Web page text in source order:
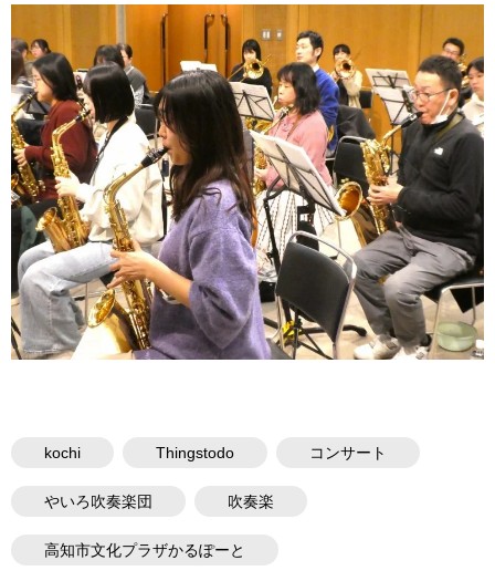
kochi Thingstodo コンサート
やいろ吹奏楽団 吹奏楽
高知市文化プラザかるぽーと